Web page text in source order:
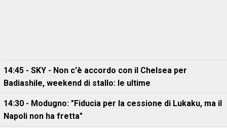
14:45 - SKY - Non c'è accordo con il Chelsea per
Badiashile, weekend di stallo: le ultime
14:30 - Modugno: "Fiducia per la cessione di Lukaku, ma il
Napoli non ha fretta"